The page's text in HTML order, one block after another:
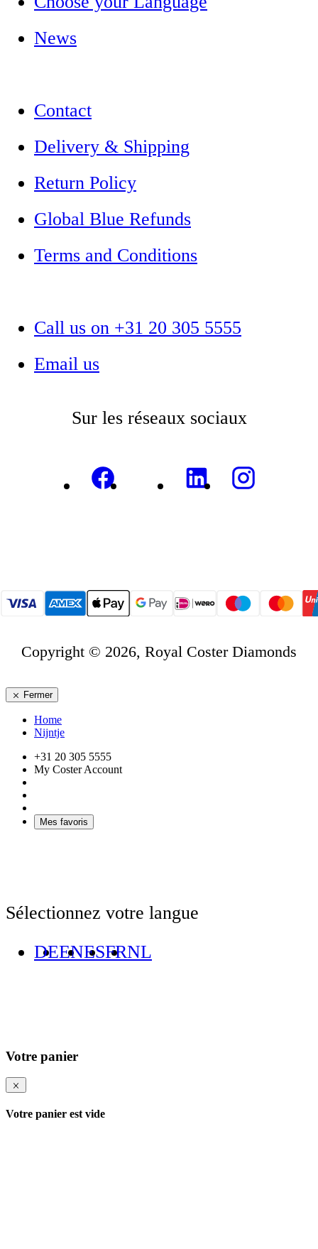
News
Contact
Delivery & Shipping
Return Policy
Global Blue Refunds
Terms and Conditions
Call us on +31 20 305 5555
Email us
Sur les réseaux sociaux
Copyright © 2026, Royal Coster Diamonds
Fermer
Home
Nijntje
+31 20 305 5555
My Coster Account
Mes favoris
Sélectionnez votre langue
DEENESFRNL
Votre panier
Votre panier est vide